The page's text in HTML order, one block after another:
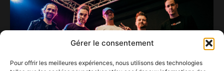
Gérer le consentement
Pour offrir les meilleures expériences, nous utilisons des technologies